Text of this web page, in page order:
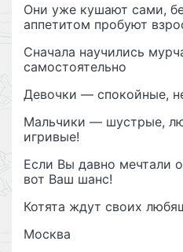
Они уже кушают сами,
аппетитом пробуют
Сначала научились
самостоятельно
Девочки — спокойные,
Мальчики — шустрые,
игривые!
Если Вы давно мечтали
вот Ваш шанс!
Котята ждут своих
Москва